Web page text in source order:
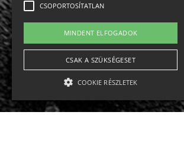
Impresszum-kapcsolat
Jogi nyilatkozat
Rólunk
English
CSOPORTOSÍTATLAN
MINDENT ELFOGADOK
CSAK A SZÜKSÉGESET
COOKIE RÉSZLETEK